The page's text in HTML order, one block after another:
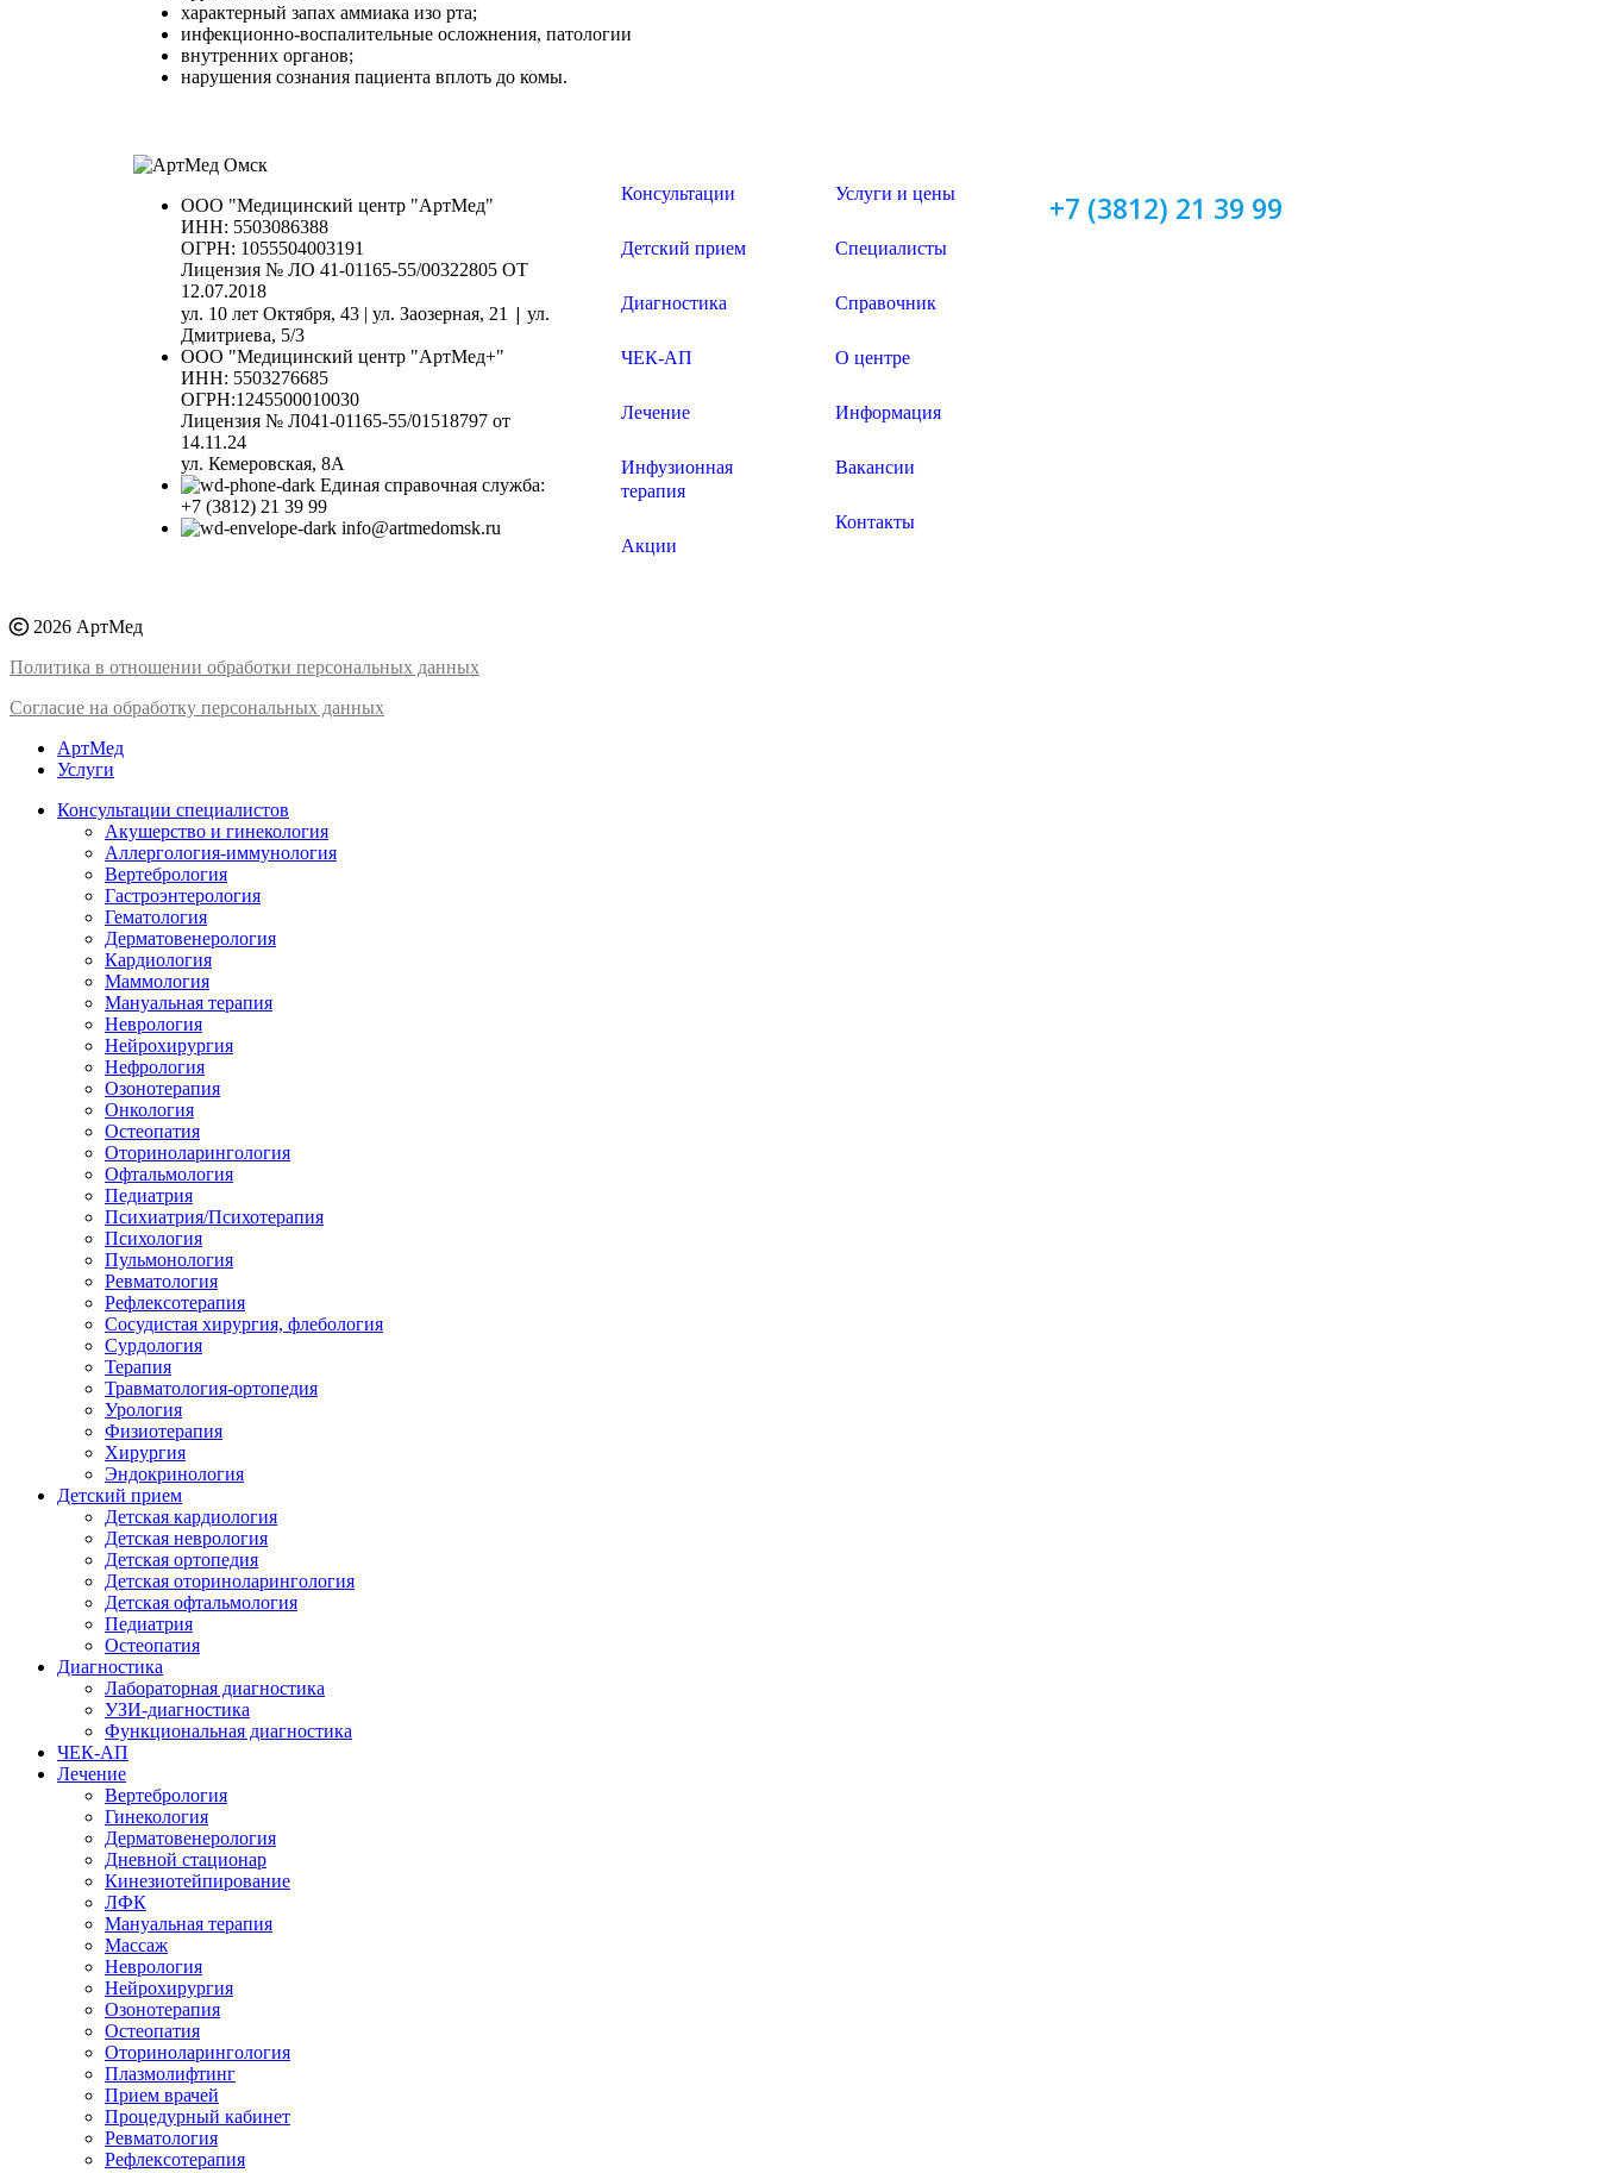
характерный запах аммиака изо рта;
инфекционно-воспалительные осложнения, патологии
внутренних органов;
нарушения сознания пациента вплоть до комы.
ООО "Медицинский центр "АртМед"
ИНН: 5503086388
ОГРН: 1055504003191
Лицензия № ЛО 41-01165-55/00322805 ОТ
12.07.2018
ул. 10 лет Октября, 43 | ул. Заозерная, 21 | ул.
Дмитриева, 5/3
ООО "Медицинский центр "АртМед+"
ИНН: 5503276685
ОГРН:1245500010030
Лицензия № Л041-01165-55/01518797 от
14.11.24
ул. Кемеровская, 8А
Единая справочная служба:
+7 (3812) 21 39 99
info@artmedomsk.ru
Консультации
Детский прием
Диагностика
ЧЕК-АП
Лечение
Инфузионная
терапия
Акции
Услуги и цены
Специалисты
Справочник
О центре
Информация
Вакансии
Контакты
+7 (3812) 21 39 99
2026 АртМед
Политика в отношении обработки персональных данных
Согласие на обработку персональных данных
АртМед
Услуги
Консультации специалистов
Акушерство и гинекология
Аллергология-иммунология
Вертебрология
Гастроэнтерология
Гематология
Дерматовенерология
Кардиология
Маммология
Мануальная терапия
Неврология
Нейрохирургия
Нефрология
Озонотерапия
Онкология
Остеопатия
Оториноларингология
Офтальмология
Педиатрия
Психиатрия/Психотерапия
Психология
Пульмонология
Ревматология
Рефлексотерапия
Сосудистая хирургия, флебология
Сурдология
Терапия
Травматология-ортопедия
Урология
Физиотерапия
Хирургия
Эндокринология
Детский прием
Детская кардиология
Детская неврология
Детская ортопедия
Детская оториноларингология
Детская офтальмология
Педиатрия
Остеопатия
Диагностика
Лабораторная диагностика
УЗИ-диагностика
Функциональная диагностика
ЧЕК-АП
Лечение
Вертебрология
Гинекология
Дерматовенерология
Дневной стационар
Кинезиотейпирование
ЛФК
Мануальная терапия
Массаж
Неврология
Нейрохирургия
Озонотерапия
Остеопатия
Оториноларингология
Плазмолифтинг
Прием врачей
Процедурный кабинет
Ревматология
Рефлексотерапия